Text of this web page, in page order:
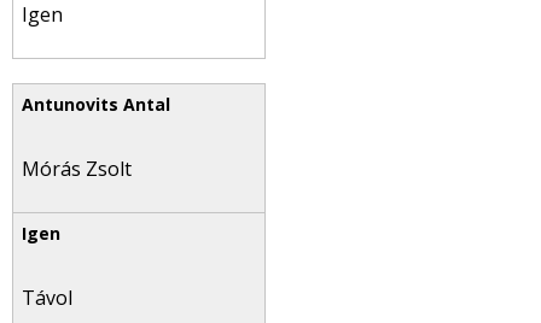
Igen
Mórás Zsolt
Távol